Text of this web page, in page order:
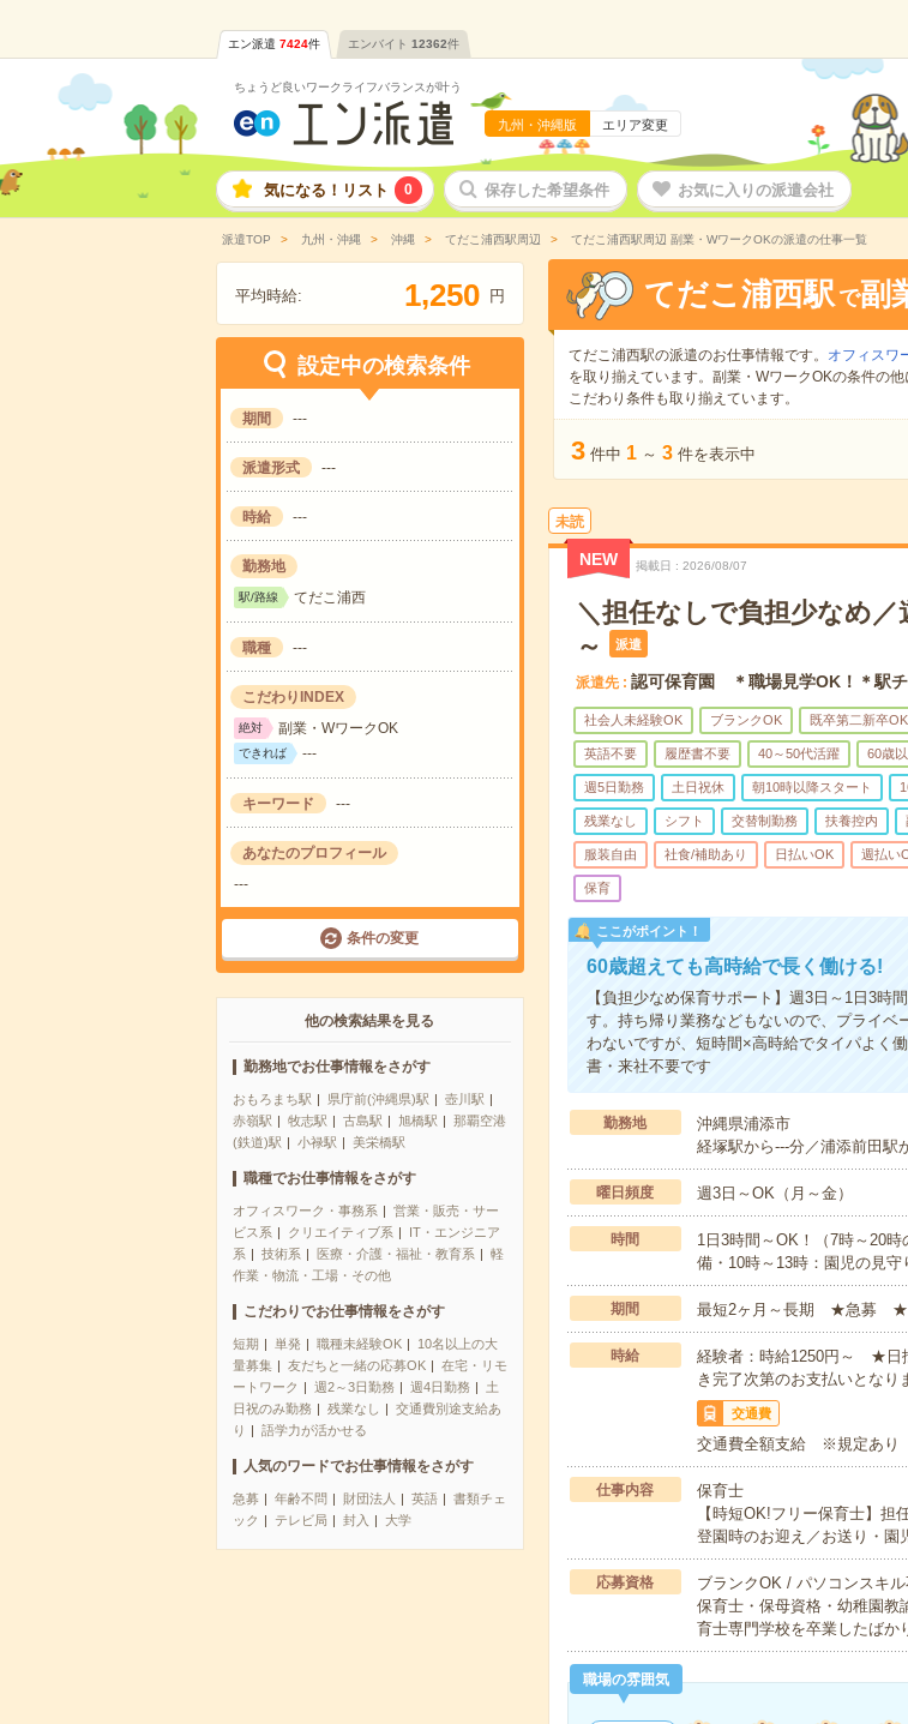
エン派遣 7424件 エンバイト 12362件
ちょうど良いワークライフバランスが叶う
九州・沖縄版 エリア変更
気になる！リスト 0 保存した希望条件 お気に入りの派遣会社
派遣TOP 九州・沖縄 沖縄 てだこ浦西駅周辺 てだこ浦西駅周辺 副業・WワークOKの派遣の仕事一覧
平均時給: 1,250 円
設定中の検索条件
期間 ---
派遣形式 ---
時給 ---
勤務地
駅/路線 てだこ浦西
職種 ---
こだわりINDEX
絶対 副業・WワークOK
できれば ---
キーワード ---
あなたのプロフィール
---
条件の変更
他の検索結果を見る
勤務地でお仕事情報をさがす
おもろまち駅 県庁前(沖縄県)駅
壺川駅
赤嶺駅
牧志駅 古島駅 旭橋駅
那覇空港
(鉄道)駅
小禄駅 美栄橋駅
職種でお仕事情報をさがす
オフィスワーク・事務系
営業・販売・サー
ビス系
クリエイティブ系
IT・エンジニア
系
技術系 医療・介護・福祉・教育系
軽
作業・物流・工場・その他
こだわりでお仕事情報をさがす
短期 単発 職種未経験OK
10名以上の大
量募集
友だちと一緒の応募OK
在宅・リモ
ートワーク
週2～3日勤務 週4日勤務
土
日祝のみ勤務
残業なし
交通費別途支給あ
り
語学力が活かせる
人気のワードでお仕事情報をさがす
急募 年齢不問 財団法人 英語
書類チェ
ック
テレビ局 封入 大学
てだこ浦西駅 で副
てだこ浦西駅の派遣のお仕事情報です。 オフィスワ
を取り揃えています。副業・WワークOKの条件の他
こだわり条件も取り揃えています。
3 件中 1 ～ 3 件を表示中
未読
NEW 掲載日 2026/08/07
＼担任なしで負担少なめ
～
派遣
派遣先 認可保育園 ＊職場見学OK！＊駅チ
社会人未経験OK ブランクOK 既卒第二新卒OK
英語不要 履歴書不要 40～50代活躍 60歳
週5日勤務 土日祝休 朝10時以降スタート
残業なし シフト 交替制勤務 扶養控内
服装自由 社食/補助あり 日払いOK 週払い
保育
ここがポイント！
60歳超えても高時給で長く働ける!
【負担少なめ保育サポート】週3日～1日3時
す。持ち帰り業務などもないので、プライ
わないですが、短時間×高時給でタイパよく
書・来社不要です
勤務地
沖縄県浦添市
経塚駅から---分／浦添前田駅
曜日頻度 週3日～OK（月～金）
時間
1日3時間～OK！（7時～20
備・10時～13時：園児の見
期間 最短2ヶ月～長期 ★急募 ★当
時給
経験者：時給1250円～ ★日
き完了次第のお支払いとな
交通費
交通費全額支給 ※規定あり
仕事内容
保育士
【時短OK!フリー保育士】担
登園時のお迎え／お送り・
応募資格
ブランクOK / パソコンスキ
保育士・保母資格・幼稚園教
育士専門学校を卒業したば
職場の雰囲気